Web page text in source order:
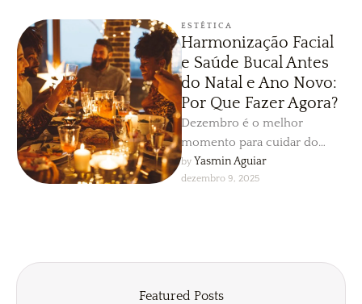
ESTÉTICA
Harmonização Facial
e Saúde Bucal Antes
do Natal e Ano Novo:
Por Que Fazer Agora?
Dezembro é o melhor
momento para cuidar do
rosto e do sorriso antes das
festas. A Dra. Yasmin …
by Yasmin Aguiar
dezembro 9, 2025
Featured Posts